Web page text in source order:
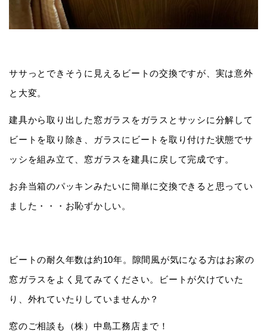
ササっとできそうに見えるビートの交換ですが、実は意外
と大変。
建具から取り出した窓ガラスをガラスとサッシに分解して
ビートを取り除き、ガラスにビートを取り付けた状態でサ
ッシを組み立て、窓ガラスを建具に戻して完成です。
お弁当箱のパッキンみたいに簡単に交換できると思ってい
ました・・・お恥ずかしい。
ビートの耐久年数は約10年。隙間風が気になる方はお家の
窓ガラスをよく見てみてください。ビートが欠けていた
り、外れていたりしていませんか？
窓のご相談も（株）中島工務店まで！